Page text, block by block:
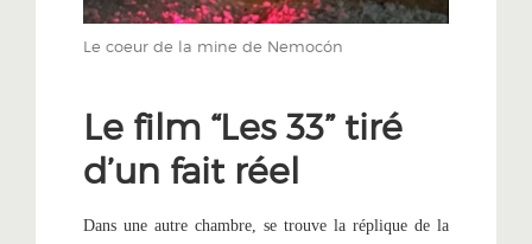
Le coeur de la mine de Nemocón
Le film “Les 33” tiré
d’un fait réel
Dans une autre chambre, se trouve la réplique de la